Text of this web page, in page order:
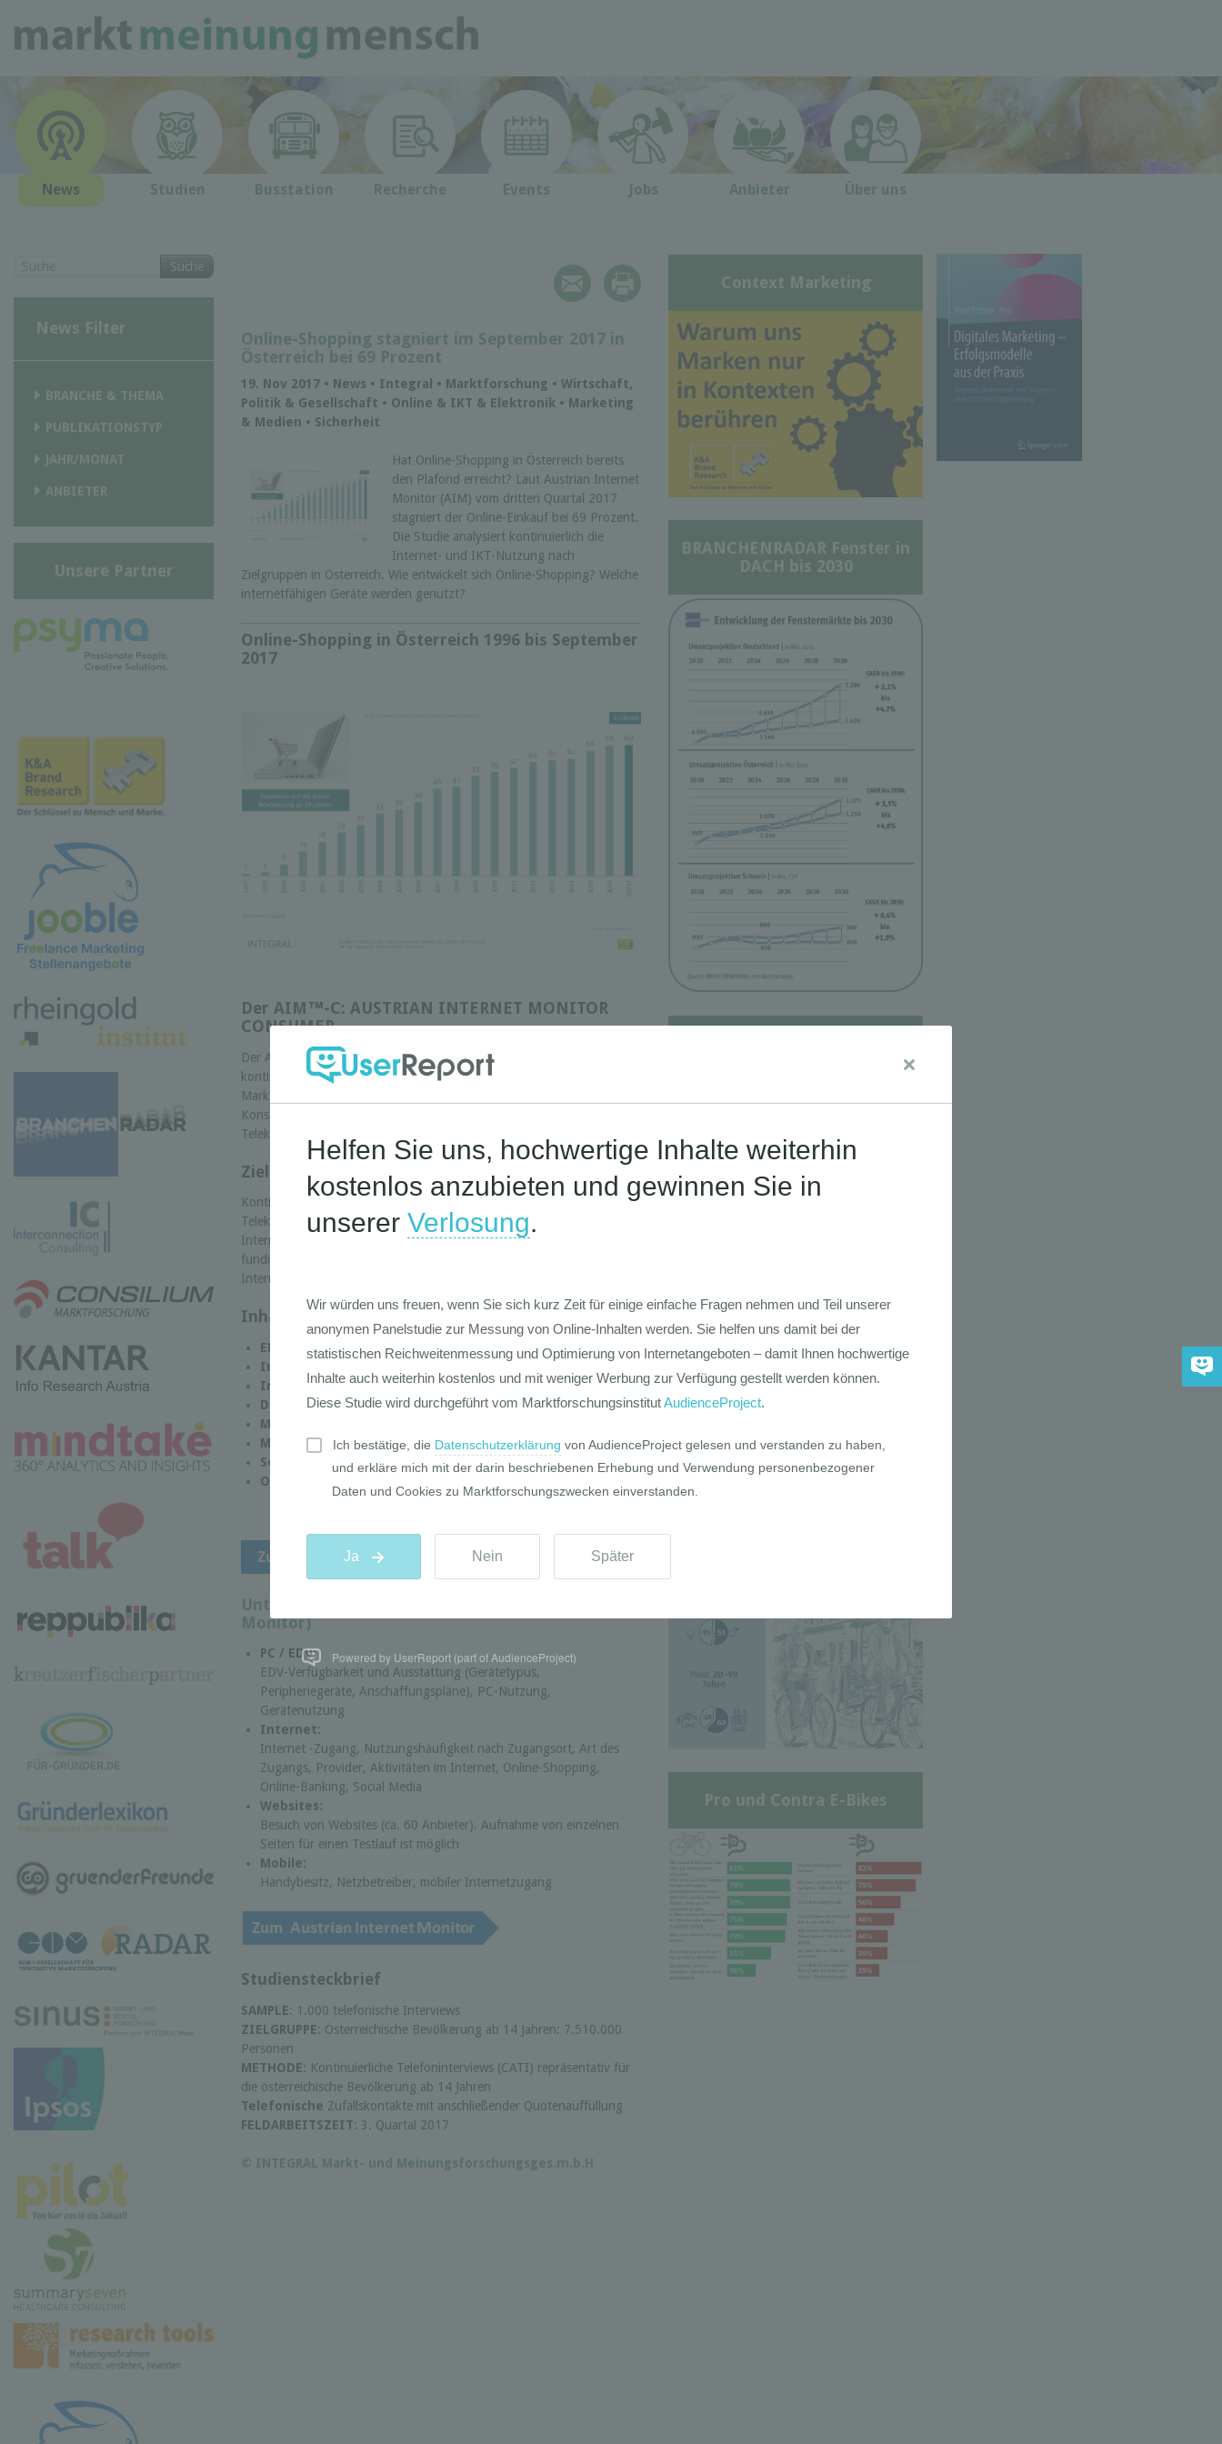
News Studien Busstation Recherche Events Jobs Anbieter Über uns
Online-Shopping stagniert im September 2017 in
Österreich bei 69 Prozent
19. Nov 2017 • News • Integral • Marktforschung • Wirtschaft,
Politik & Gesellschaft • Online & IKT & Elektronik • Marketing
& Medien • Sicherheit
Hat Online-Shopping in Österreich bereits
den Plafond erreicht? Laut Austrian Internet
Monitor (AIM) vom dritten Quartal 2017
stagniert der Online-Einkauf bei 69 Prozent.
Die Studie analysiert kontinuierlich die
Internet- und IKT-Nutzung nach
Zielgruppen in Österreich. Wie entwickelt sich Online-Shopping? Welche
internetfähigen Geräte werden genutzt?
Online-Shopping in Österreich 1996 bis September
2017
Der AIM™-C: AUSTRIAN INTERNET MONITOR
CONSUMER
Der Austrian Internet Monitor - Consumer (AIM™-C) ist ein
kontinuierliches Beobachtungsinstrument für die Entwicklung des
Marktes für moderne Kommunikationstechnologien im
Konsumentenbereich und hat sich als Grundlagenstudie für IT und
Telekommunikation etabliert.
Zielsetzung
Kontinuierliche repräsentative Beobachtung des IT- und
Telekommunikationsmarktss, der Nutzung von Devices, der
Internetnutzung und des Besuchs von Websites auf Basis einer
fundierten, repräsentativen Stichprobe für Gesamtösterreich und für
Internetnutzer.
Inhalte des AIM
EDV-Besitz und Nutzung
Internetzugang
Internetnutzung
Devices
Mobil
Medien
Social Media
Online-Shopping
Untersuchungsinhalte des AIM (Austrian Internet
Monitor)
PC / EDV:
EDV-Verfügbarkeit und Ausstattung (Gerätetypus,
Peripheriegeräte, Anschaffungspläne), PC-Nutzung,
Gerätenutzung
Internet:
Internet -Zugang, Nutzungshäufigkeit nach Zugangsort, Art des
Zugangs, Provider, Aktivitäten im Internet, Online-Shopping,
Online-Banking, Social Media
Websites:
Besuch von Websites (ca. 60 Anbieter). Aufnahme von einzelnen
Seiten für einen Testlauf ist möglich
Mobile:
Handybesitz, Netzbetreiber, mobiler Internetzugang
Studiensteckbrief
SAMPLE: 1.000 telefonische Interviews
ZIELGRUPPE: Österreichische Bevölkerung ab 14 Jahren: 7.510.000
Personen
METHODE: Kontinuierliche Telefoninterviews (CATI) repräsentativ für
die österreichische Bevölkerung ab 14 Jahren
Telefonische Zufallskontakte mit anschließender Quotenauffüllung
FELDARBEITSZEIT: 3. Quartal 2017
© INTEGRAL Markt- und Meinungsforschungsges.m.b.H
Suche
News Filter
BRANCHE & THEMA
PUBLIKATIONSTYP
JAHR/MONAT
ANBIETER
Unsere Partner
Context Marketing
BRANCHENRADAR Fenster in
DACH bis 2030
Deutschen 2030
Pro und Contra E-Bikes
Powered by UserReport (part of AudienceProject)